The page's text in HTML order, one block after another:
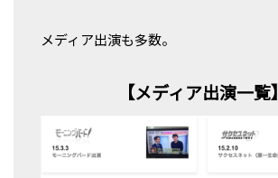
メディア出演も多数。
【メディア出演一覧】